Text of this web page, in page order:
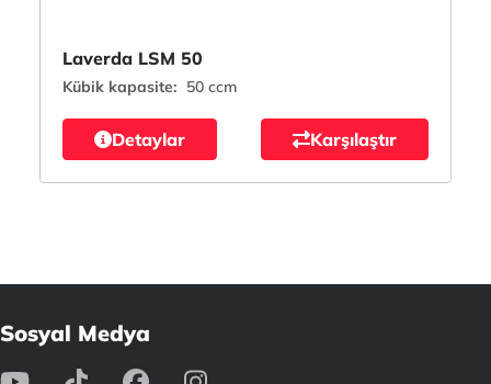
Laverda LSM 50
Kübik kapasite: 50 ccm
Detaylar Karşılaştır
Sosyal Medya